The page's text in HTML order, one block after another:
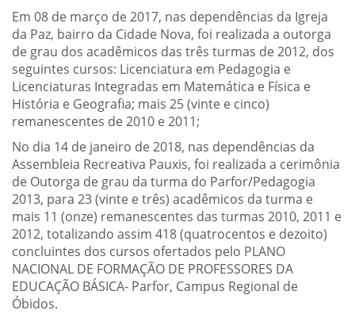
Em 08 de março de 2017, nas dependências da Igreja
da Paz, bairro da Cidade Nova, foi realizada a outorga
de grau dos acadêmicos das três turmas de 2012, dos
seguintes cursos: Licenciatura em Pedagogia e
Licenciaturas Integradas em Matemática e Física e
História e Geografia; mais 25 (vinte e cinco)
remanescentes de 2010 e 2011;
No dia 14 de janeiro de 2018, nas dependências da
Assembleia Recreativa Pauxis, foi realizada a cerimônia
de Outorga de grau da turma do Parfor/Pedagogia
2013, para 23 (vinte e três) acadêmicos da turma e
mais 11 (onze) remanescentes das turmas 2010, 2011 e
2012, totalizando assim 418 (quatrocentos e dezoito)
concluintes dos cursos ofertados pelo PLANO
NACIONAL DE FORMAÇÃO DE PROFESSORES DA
EDUCAÇÃO BÁSICA- Parfor, Campus Regional de
Óbidos.